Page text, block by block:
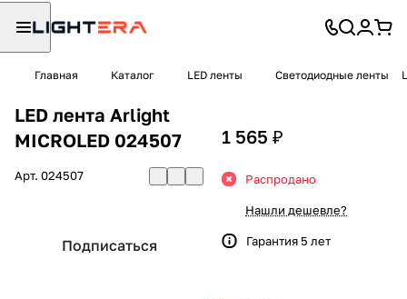
Главная Каталог LED ленты Светодиодные ленты
LED лента Arlight
MICROLED 024507
Арт. 024507
Подписаться
1 565 ₽
Распродано
Нашли дешевле?
Гарантия 5 лет